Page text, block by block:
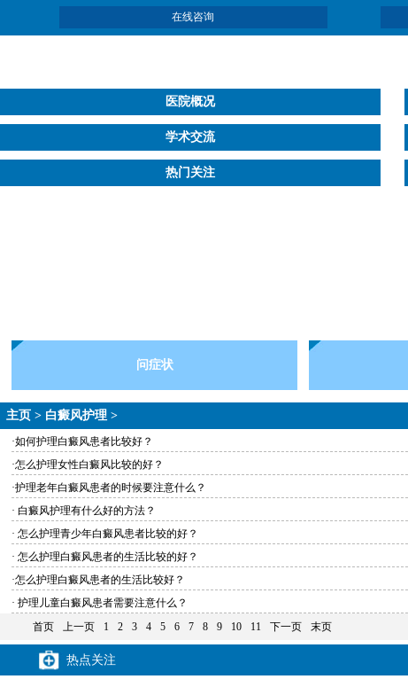
在线咨询
医院概况
学术交流
热门关注
问症状
主页 > 白癜风护理 >
·如何护理白癜风患者比较好？
·怎么护理女性白癜风比较的好？
·护理老年白癜风患者的时候要注意什么？
· 白癜风护理有什么好的方法？
· 怎么护理青少年白癜风患者比较的好？
· 怎么护理白癜风患者的生活比较的好？
·怎么护理白癜风患者的生活比较好？
· 护理儿童白癜风患者需要注意什么？
首页
上一页 1 2 3 4 5 6 7 8 9 10 11 下一页 末页
热点关注